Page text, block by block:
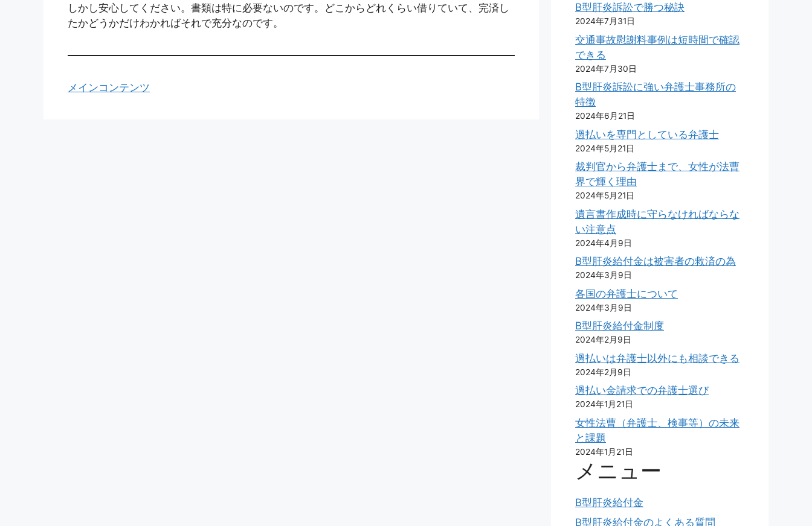
しかし安心してください。書類は特に必要ないのです。どこからどれくらい借りていて、完済し
たかどうかだけわかればそれで充分なのです。
メインコンテンツ
B型肝炎訴訟で勝つ秘訣
2024年7月31日
交通事故慰謝料事例は短時間で確認
できる
2024年7月30日
B型肝炎訴訟に強い弁護士事務所の
特徴
2024年6月21日
過払いを専門としている弁護士
2024年5月21日
裁判官から弁護士まで、女性が法曹
界で輝く理由
2024年5月21日
遺言書作成時に守らなければならな
い注意点
2024年4月9日
B型肝炎給付金は被害者の救済の為
2024年3月9日
各国の弁護士について
2024年3月9日
B型肝炎給付金制度
2024年2月9日
過払いは弁護士以外にも相談できる
2024年2月9日
過払い金請求での弁護士選び
2024年1月21日
女性法曹（弁護士、検事等）の未来
と課題
2024年1月21日
メニュー
B型肝炎給付金
B型肝炎給付金のよくある質問